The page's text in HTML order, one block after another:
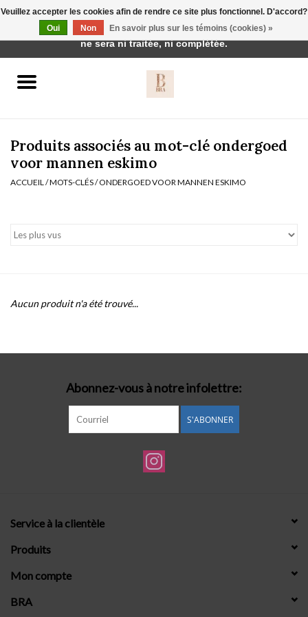
vêtements de nuit
Badmode
Produits associés au mot-clé ondergoed
voor mannen eskimo
ACCUEIL /MOTS-CLÉS/ONDERGOED VOOR MANNEN ESKIMO
Aucun produit n'a été trouvé...
Abonnez-vous à notre infolettre:
S'ABONNER
Service à la clientèle
Produits
Mon compte
BRA
Veuillez accepter les cookies afin de rendre ce site plus fonctionnel. D'accord?
Oui
Non En savoir plus sur les témoins (cookies) »
Cette boutique est en construction. Toute commande passée
ne sera ni traitée, ni complétée.